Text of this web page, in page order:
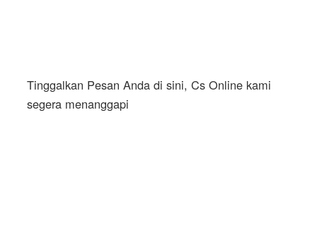
Tinggalkan Pesan Anda di sini, Cs Online kami
segera menanggapi